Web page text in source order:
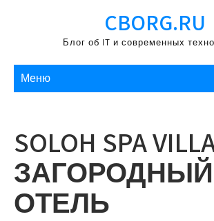
содержимому
CBORG.RU
Блог об IT и современных
Меню
SOLOH SPA
ОТЕЛЬ